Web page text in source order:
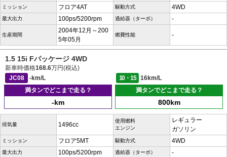
ミッション フロア4AT 駆動方式 4WD
最大出力 100ps/5200rpm 過給器（ターボ） -
生産期間
2004年12月～200
5年05月
燃費性能 -
1.5 15i Fパッケージ 4WD
新車時価格168.6万円(税込)
JC08
-km/L 10・15
16km/L
満タンでどこまで走る？
-km
満タンでどこまで走る？
800km
排気量 1496cc
使用燃料
エンジン
レギュラー
ガソリン
ミッション フロア5MT 駆動方式 4WD
最大出力 100ps/5200rpm 過給器（ターボ） -